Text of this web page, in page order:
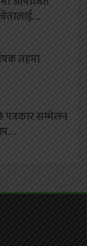
तहमा
पत्रकार सम्मेलन